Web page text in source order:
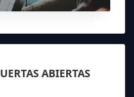
ABIERTAS